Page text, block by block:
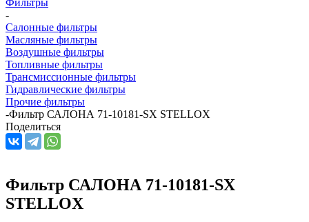
-
Салонные фильтры
Масляные фильтры
Воздушные фильтры
Топливные фильтры
Трансмиссионные фильтры
Гидравлические фильтры
Прочие фильтры
-Фильтр САЛОНА 71-10181-SX STELLOX
Поделиться
Фильтр САЛОНА 71-10181-SX
STELLOX